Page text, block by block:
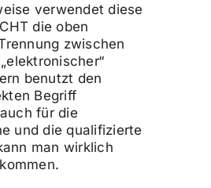
verwendet diese
die oben
zwischen
benutzt den
Begriff
für die
und die qualifizierte
man wirklich